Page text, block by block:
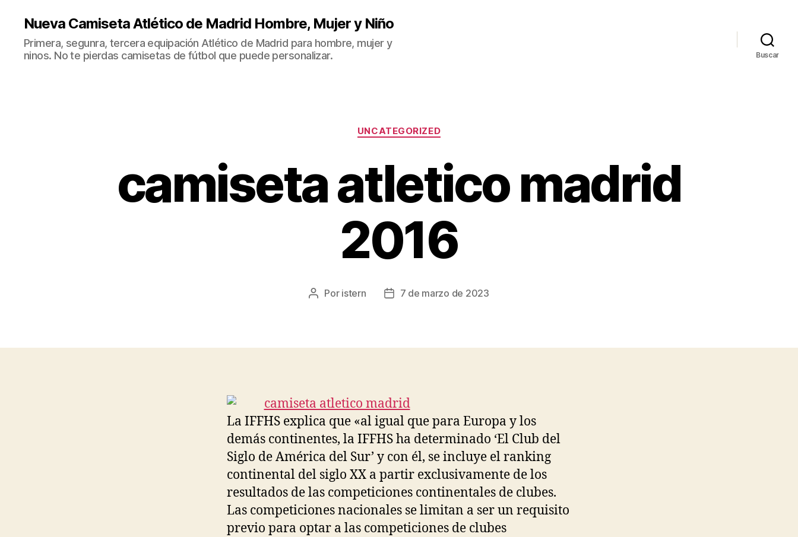
Nueva Camiseta Atlético de Madrid Hombre, Mujer y Niño
Primera, segunra, tercera equipación Atlético de Madrid para hombre, mujer y
ninos. No te pierdas camisetas de fútbol que puede personalizar.
Buscar
Categorías
UNCATEGORIZED
camiseta atletico madrid
2016
Autor
Por istern
Fecha7 de marzo de 2023
La IFFHS explica que «al igual que para Europa y los
demás continentes, la IFFHS ha determinado ‘El Club del
Siglo de América del Sur’ y con él, se incluye el ranking
continental del siglo XX a partir exclusivamente de los
resultados de las competiciones continentales de clubes.
Las competiciones nacionales se limitan a ser un requisito
previo para optar a las competiciones de clubes